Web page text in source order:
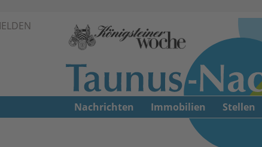
Zum Inhalt springen ↓
Nachrichten Immobilien Stellen